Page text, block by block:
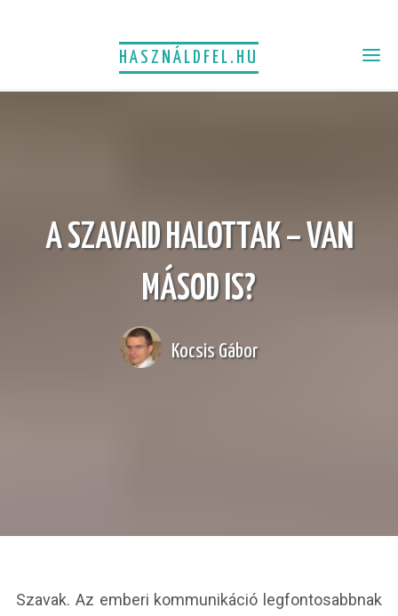
HASZNÁLDFEL.HU
A SZAVAID HALOTTAK – VAN
MÁSOD IS?
Kocsis Gábor
Szavak. Az emberi kommunikáció legfontosabbnak